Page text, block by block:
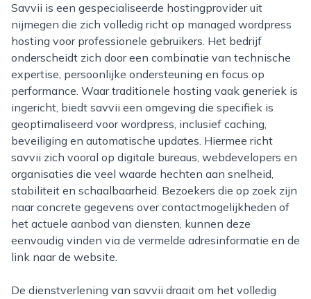
Savvii is een gespecialiseerde hostingprovider uit
nijmegen die zich volledig richt op managed wordpress
hosting voor professionele gebruikers. Het bedrijf
onderscheidt zich door een combinatie van technische
expertise, persoonlijke ondersteuning en focus op
performance. Waar traditionele hosting vaak generiek is
ingericht, biedt savvii een omgeving die specifiek is
geoptimaliseerd voor wordpress, inclusief caching,
beveiliging en automatische updates. Hiermee richt
savvii zich vooral op digitale bureaus, webdevelopers en
organisaties die veel waarde hechten aan snelheid,
stabiliteit en schaalbaarheid. Bezoekers die op zoek zijn
naar concrete gegevens over contactmogelijkheden of
het actuele aanbod van diensten, kunnen deze
eenvoudig vinden via de vermelde adresinformatie en de
link naar de website.
De dienstverlening van savvii draait om het volledig